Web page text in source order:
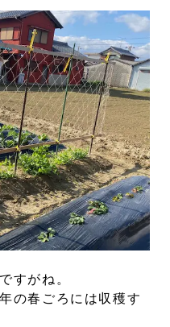
すがね。
の春ごろには収穫す